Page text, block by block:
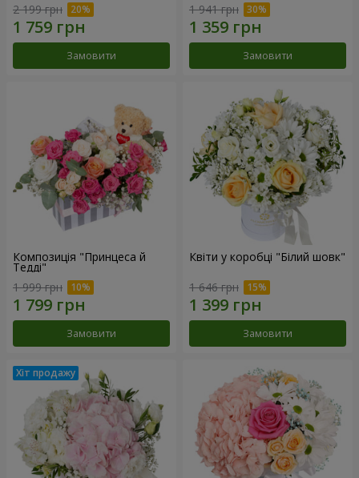
2 199 грн
Замовити
1 941 грн
Замовити
Композиція "Принцеса й
Тедді"
1 999 грн
Замовити
Квіти у коробці "Білий шовк"
1 646 грн
Замовити